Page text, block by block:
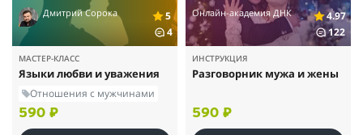
Дмитрий Сорока
5
4
МАСТЕР-КЛАСС
Языки любви и уважения
Отношения с мужчинами
590 ₽
Онлайн-академия ДНК
4.97
122
ИНСТРУКЦИЯ
Разговорник мужа и жены
590 ₽